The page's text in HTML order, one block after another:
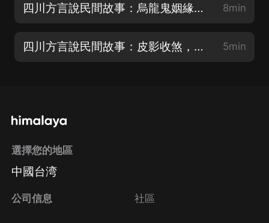
四川方言說民間故事：烏龍鬼姻緣，成就陰陽兩對 8min
四川方言說民間故事：皮影收煞，樟木箱的秘密 5min
選擇您的地區
中國台湾
公司信息 社區